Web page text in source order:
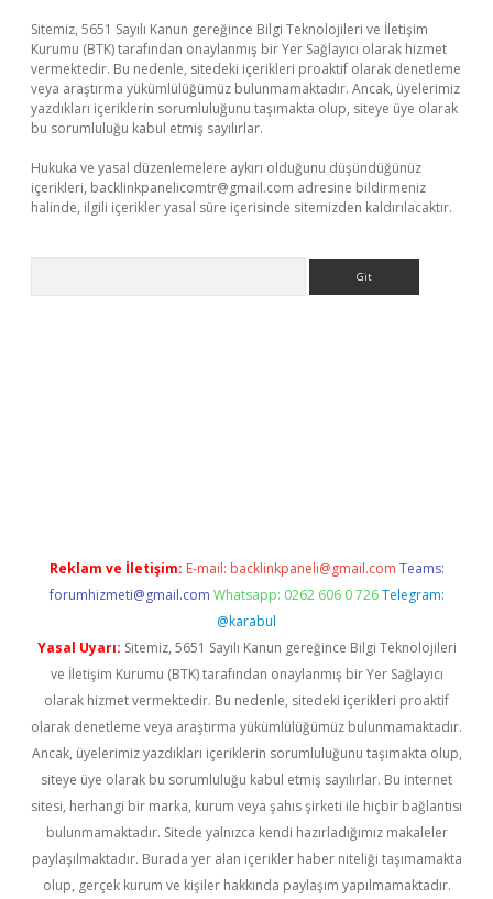
Sitemiz, 5651 Sayılı Kanun gereğince Bilgi Teknolojileri ve İletişim
Kurumu (BTK) tarafından onaylanmış bir Yer Sağlayıcı olarak hizmet
vermektedir. Bu nedenle, sitedeki içerikleri proaktif olarak denetleme
veya araştırma yükümlülüğümüz bulunmamaktadır. Ancak, üyelerimiz
yazdıkları içeriklerin sorumluluğunu taşımakta olup, siteye üye olarak
bu sorumluluğu kabul etmiş sayılırlar.
Hukuka ve yasal düzenlemelere aykırı olduğunu düşündüğünüz
içerikleri, backlinkpanelicomtr@gmail.com adresine bildirmeniz
halinde, ilgili içerikler yasal süre içerisinde sitemizden kaldırılacaktır.
Reklam ve İletişim: E-mail: backlinkpaneli@gmail.com Teams:
forumhizmeti@gmail.com Whatsapp: 0262 606 0 726 Telegram:
@karabul
Yasal Uyarı: Sitemiz, 5651 Sayılı Kanun gereğince Bilgi Teknolojileri
ve İletişim Kurumu (BTK) tarafından onaylanmış bir Yer Sağlayıcı
olarak hizmet vermektedir. Bu nedenle, sitedeki içerikleri proaktif
olarak denetleme veya araştırma yükümlülüğümüz bulunmamaktadır.
Ancak, üyelerimiz yazdıkları içeriklerin sorumluluğunu taşımakta olup,
siteye üye olarak bu sorumluluğu kabul etmiş sayılırlar. Bu internet
sitesi, herhangi bir marka, kurum veya şahıs şirketi ile hiçbir bağlantısı
bulunmamaktadır. Sitede yalnızca kendi hazırladığımız makaleler
paylaşılmaktadır. Burada yer alan içerikler haber niteliği taşımamakta
olup, gerçek kurum ve kişiler hakkında paylaşım yapılmamaktadır.